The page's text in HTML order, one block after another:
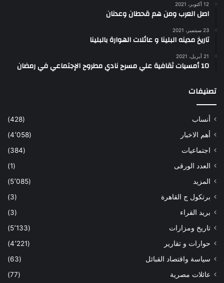
12 أكتوبر، 2021
اصل العرب ومن هم قحطان وعدنان
23 سبتمبر، 2021
تاريخ مدينه البلينا و عائلات الهوارة بالبلينا
21 أبريل، 2021
10 أمسيات ثقافية علي مسرح نادي مطروح الإجتماعي في رمضان
تصنيفات
أنساب
(428)
أهم الاخبار
(4٬058)
اجتماعيات
(384)
العدد الورقى
(1)
المزيد
(5٬085)
برتكول ج القاهرة
(3)
بريد القراء
(3)
تاريخ ومزارات
(5٬133)
حوارات و تقارير
(4٬221)
سياسة واقتصاد القبائل
(63)
عائلات مصرية
(77)